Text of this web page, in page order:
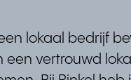
lokaal bedrijf
een vertrouwd